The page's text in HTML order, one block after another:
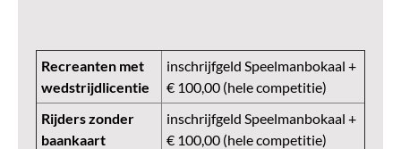
Recreanten met
wedstrijdlicentie
inschrijfgeld Speelmanbokaal +
€ 100,00 (hele competitie)
Rijders zonder
baankaart
inschrijfgeld Speelmanbokaal +
€ 100,00 (hele competitie)